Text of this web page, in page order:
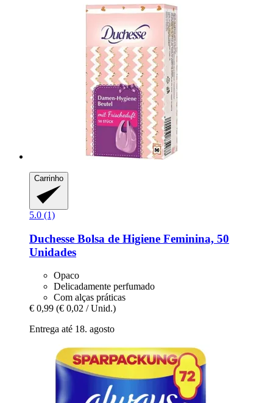
Carrinho
5.0 (1)
Duchesse Bolsa de Higiene Feminina, 50
Unidades
Opaco
Delicadamente perfumado
Com alças práticas
€ 0,99 (€ 0,02 / Unid.)
Entrega até 18. agosto